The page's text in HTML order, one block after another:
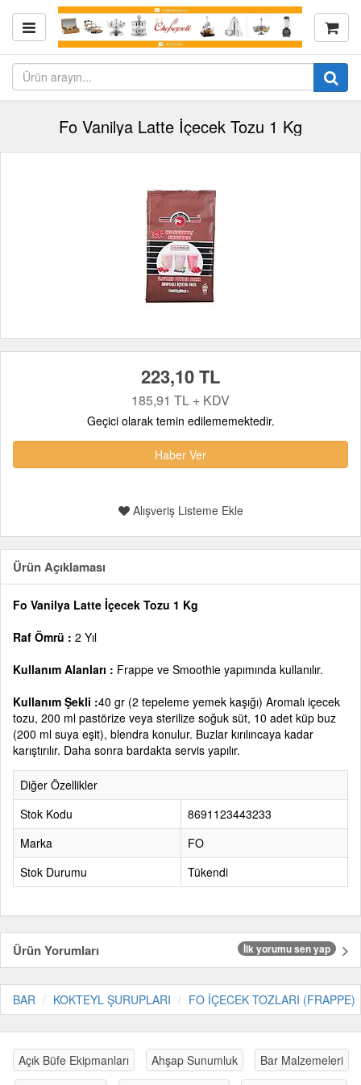
Fo Vanilya Latte İçecek Tozu 1 Kg
223,10 TL
185,91 TL + KDV
Geçici olarak temin edilememektedir.
Haber Ver
Alışveriş Listeme Ekle
Ürün Açıklaması
Fo Vanilya Latte İçecek Tozu 1 Kg
Raf Ömrü : 2 Yıl
Kullanım Alanları : Frappe ve Smoothie yapımında kullanılır.
Kullanım Şekli :40 gr (2 tepeleme yemek kaşığı) Aromalı içecek
tozu, 200 ml pastörize veya sterilize soğuk süt, 10 adet küp buz
(200 ml suya eşit), blendra konulur. Buzlar kırılıncaya kadar
karıştırılır. Daha sonra bardakta servis yapılır.
Diğer Özellikler
Stok Kodu
8691123443233
Marka
FO
Stok Durumu
Tükendi
Ürün Yorumları İlk yorumu sen yap
BAR KOKTEYL ŞURUPLARI FO İÇECEK TOZLARI (FRAPPE)
Açık Büfe Ekipmanları Ahşap Sunumluk
Bar Malzemeleri